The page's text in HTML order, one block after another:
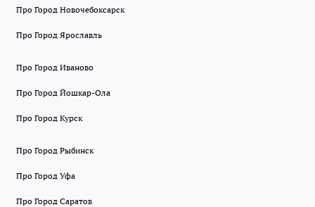
Про Город Новочебоксарск
Про Город Ярославль
Про Город Иваново
Про Город Йошкар-Ола
Про Город Курск
Про Город Рыбинск
Про Город Уфа
Про Город Саратов